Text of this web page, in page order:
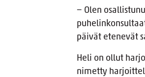
− Olen
päivät etenevät
Heli on ollut
nimetty